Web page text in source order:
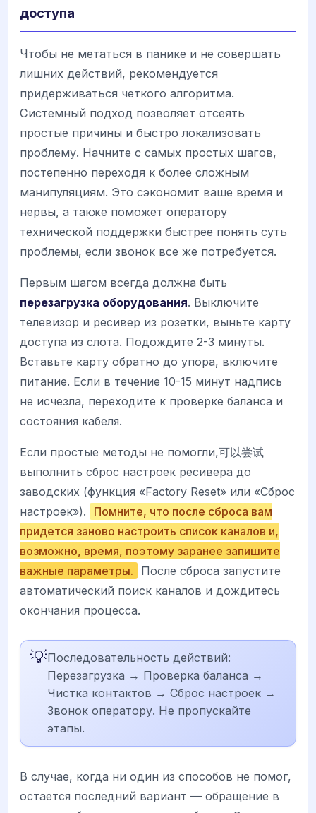
доступа
Чтобы не метаться в панике и не совершать
лишних действий, рекомендуется
придерживаться четкого алгоритма.
Системный подход позволяет отсеять
простые причины и быстро локализовать
проблему. Начните с самых простых шагов,
постепенно переходя к более сложным
манипуляциям. Это сэкономит ваше время и
нервы, а также поможет оператору
технической поддержки быстрее понять суть
проблемы, если звонок все же потребуется.
Первым шагом всегда должна быть
перезагрузка оборудования. Выключите
телевизор и ресивер из розетки, выньте карту
доступа из слота. Подождите 2-3 минуты.
Вставьте карту обратно до упора, включите
питание. Если в течение 10-15 минут надпись
не исчезла, переходите к проверке баланса и
состояния кабеля.
Если простые методы не помогли,可以尝试
выполнить сброс настроек ресивера до
заводских (функция «Factory Reset» или «Сброс
настроек»).
Помните, что после сброса вам
придется заново настроить список каналов и,
возможно, время, поэтому заранее запишите
важные параметры.
После сброса запустите
автоматический поиск каналов и дождитесь
окончания процесса.
💡Последовательность действий:
Перезагрузка → Проверка баланса →
Чистка контактов → Сброс настроек →
Звонок оператору. Не пропускайте
этапы.
В случае, когда ни один из способов не помог,
остается последний вариант — обращение в